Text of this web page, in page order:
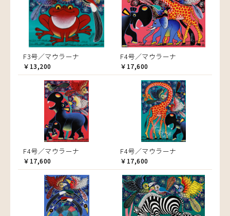
F3号／マウラーナ
￥13,200
F4号／マウラーナ
￥17,600
F4号／マウラーナ
￥17,600
F4号／マウラーナ
￥17,600